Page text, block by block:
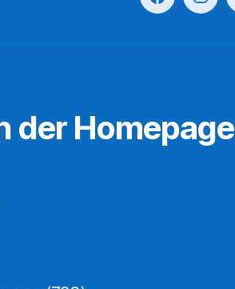
der Homepage